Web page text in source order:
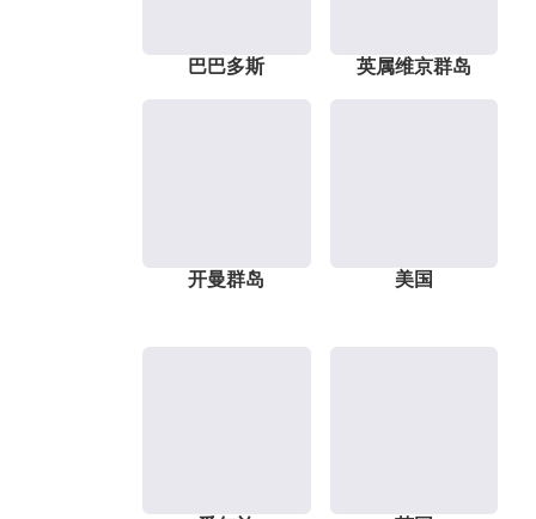
巴巴多斯 英属维京群岛
开曼群岛 美国